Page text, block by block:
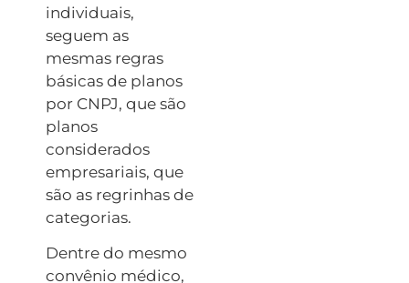
individuais,
seguem as
mesmas regras
básicas de planos
por CNPJ, que são
planos
considerados
empresariais, que
são as regrinhas de
categorias.
Dentre do mesmo
convênio médico,